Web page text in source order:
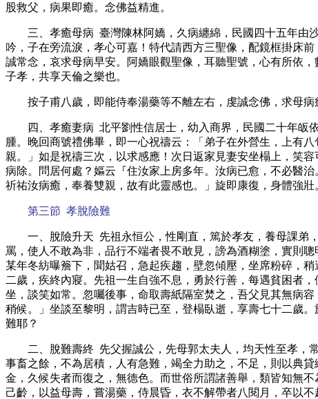
股救父，病果即癒。念佛益精進。
三、孝癒母病 臺灣陳林阿嬌，久病纏綿，民國四十五年由
吟，子在旁流淚，孝心可嘉！特代請西方三聖像，配鏡框掛床
誠常念，哀求母病早安。阿嬌眼觀聖像，耳聽聖號，心有所依
子孝，共享天倫之樂也。
按子甫八歲，即能侍奉湯藥等不離左右，虔誠念佛，求母
四、孝癒妻病 北平劉性信居士，幼入商界，民國二十年皈
腫。晚回商號禮佛畢，即一心祝禱云：「弟子在外營生，上有
親。」如是祝禱三次，以求感應！次日返家見妻安坐榻上，笑
病除。問居何處？嫗云『住汝家上房多年。汝病已愈，不必醫
祈祐汝病癒，奉養雙親，故有此靈感也。」旋即康復，身體強壯
第三節 孝脫險難
一、脫險升天 先祖永恒公，性剛直，篤於孝友，養母課弟
罵，使人不敢為非，品行不端者畏不敢見，謗為酒糊塗，實則
某年冬紡曝簷下，聞姑召，急起疾趨，壁忽傾壓，坐席粉碎，
二歲，疾終內寢。先祖一生自強不息，勇於行善，每遇貧困者
坐，談笑如常。忽囑後事，命取壽紙隔室焚之，吾父見其無病
稍候。」坐談至黎明，謂吉時已至，登榻臥逝，享壽七十二歲
難耶？
二、脫難壽終 先父握誠公，先母郭太夫人，均天性至孝，
事畜之餘，不為居積，人有急難，竭全力助之，不足，則以典
金，久候失者而復之，無德色。而世俗所謂諸善舉，類皆知無
己齡，以益母壽，嘗湯藥，侍晨昏，衣不解帶者八閱月，卒以